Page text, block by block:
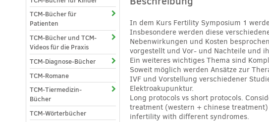
In dem Kurs Fertility Symposium 1
Insbesondere werden diese
Nebenwirkungen und Kosten
vorgestellt und Vor- und Nachteile und
Ein weiteres wichtiges Thema sind
Soweit möglich werden Ansätze zur
IVF und Vorstellung verschiedener
Elektroakupunktur.
Long protocols vs short protocols.
treatment (western + chinese
infertility with different syndromes.
TCM-Bücher für
Patienten
TCM-Bücher und TCM-
Videos für die Praxis
TCM-Diagnose-Bücher
TCM-Romane
TCM-Tiermedizin-
Bücher
TCM-Wörterbücher